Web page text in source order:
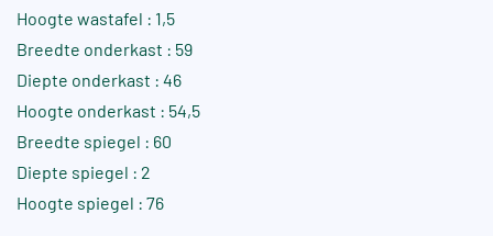
Hoogte wastafel : 1,5
Breedte onderkast : 59
Diepte onderkast : 46
Hoogte onderkast : 54,5
Breedte spiegel : 60
Diepte spiegel : 2
Hoogte spiegel : 76